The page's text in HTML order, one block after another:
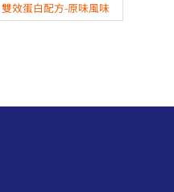
雙效蛋白配方-原味風味